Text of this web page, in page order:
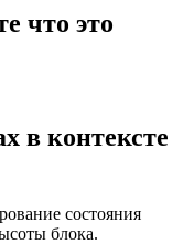
что это
в контексте
состояния
блока.